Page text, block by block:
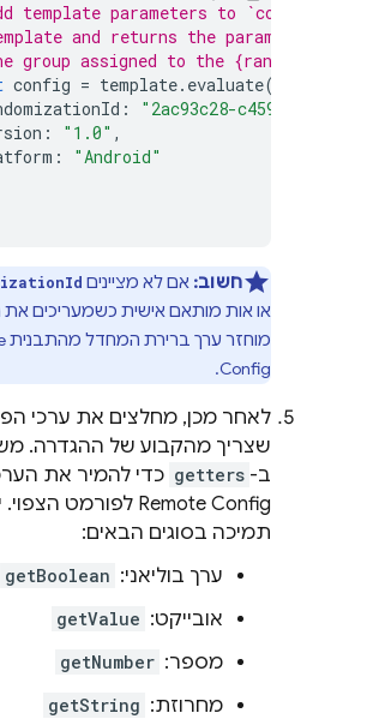
template parameters to `config`.
and returns the parameter
group assigned to the
config = template. evaluate({
:
"2ac93c28-c459-4760-
: "1.0" ,
:
"Android"
חשוב: אם לא מציינים
או אות מותאם אישית כשמעריכים את
מוחזר ערך ברירת המחדל מהתבנית
Config
.
לאחר מכן, מחלצים את ערכי
שצריך מהקבוע של ההגדרה.
ב- getters כדי להמיר את
Remote Config לפורמט הצפוי.
תמיכה בסוגים הבאים:
ערך בוליאני: getBoolean
אובייקט: getValue
מספר: getNumber
מחרוזת: getString